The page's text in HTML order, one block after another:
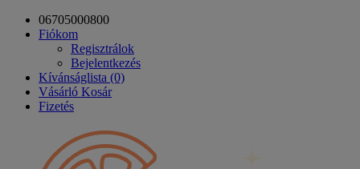
06705000800
Fiókom
Regisztrálok
Bejelentkezés
Kívánságlista (0)
Vásárló Kosár
Fizetés